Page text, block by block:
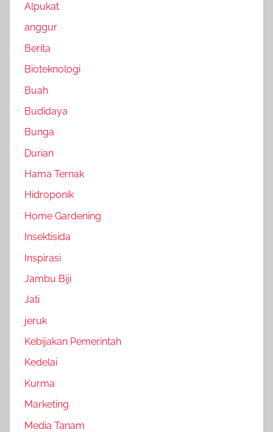
Alpukat
anggur
Berita
Bioteknologi
Buah
Budidaya
Bunga
Durian
Hama Ternak
Hidroponik
Home Gardening
Insektisida
Inspirasi
Jambu Biji
Jati
jeruk
Kebijakan Pemerintah
Kedelai
Kurma
Marketing
Media Tanam